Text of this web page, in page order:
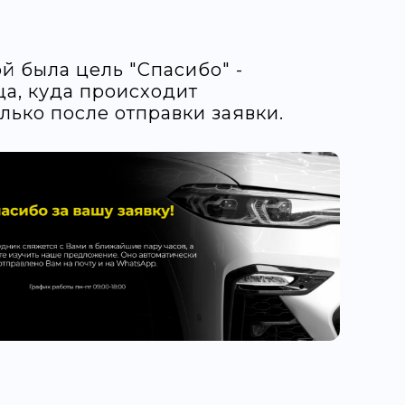
была цель "Спасибо" -
куда происходит
после отправки заявки.